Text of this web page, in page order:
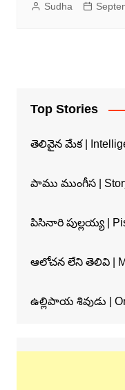
Sudha
Top Stories
తెలివైన మేక |
పాము ముంగీస |
పిసినారి పుల్లయ్య |
ఆలోచన లేని తెలివి |
ఉల్లిపాయ శివుడు |